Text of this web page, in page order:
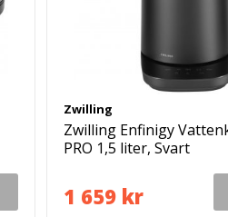
Zwilling
Zwilling Enfinigy
PRO 1,5 liter, Svart
1 659 kr